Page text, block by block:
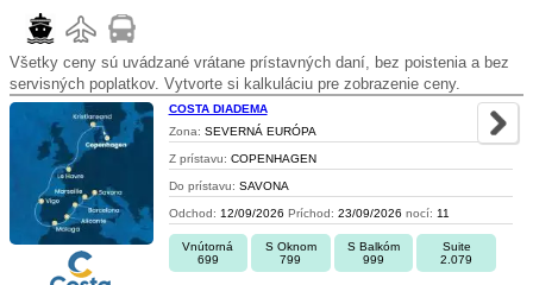
Všetky ceny sú uvádzané vrátane prístavných daní, bez poistenia a bez
servisných poplatkov. Vytvorte si kalkuláciu pre zobrazenie ceny.
COSTA DIADEMA
Zona: SEVERNÁ EURÓPA
Z prístavu: COPENHAGEN
Do prístavu: SAVONA
Odchod: 12/09/2026 Príchod: 23/09/2026 nocí: 11
Vnútorná
699
S Oknom
799
S Balkóm
999
Suite
2.079